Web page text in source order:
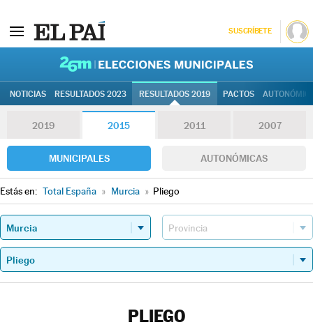
SUSCRÍBETE
NOTICIAS RESULTADOS 2023 RESULTADOS 2019 PACTOS
2019 2015 2011 2007
MUNICIPALES AUTONÓMICAS
Estás en: Total España » Murcia » Pliego
PLIEGO